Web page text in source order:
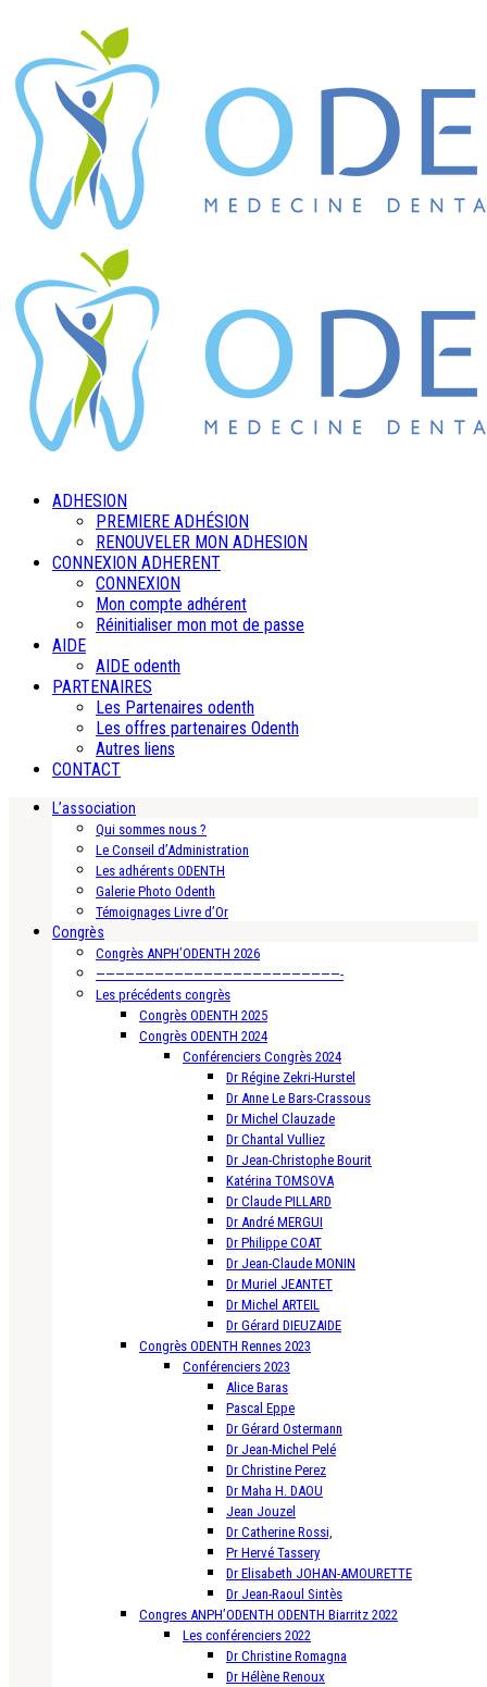
ADHESION
PREMIERE ADHÉSION
RENOUVELER MON ADHESION
CONNEXION ADHERENT
CONNEXION
Mon compte adhérent
Réinitialiser mon mot de passe
AIDE
AIDE odenth
PARTENAIRES
Les Partenaires odenth
Les offres partenaires Odenth
Autres liens
CONTACT
L’association
Qui sommes nous ?
Le Conseil d’Administration
Les adhérents ODENTH
Galerie Photo Odenth
Témoignages Livre d’Or
Congrès
Congrès ANPH’ODENTH 2026
—————————————————————————-
Les précédents congrès
Congrès ODENTH 2025
Congrès ODENTH 2024
Conférenciers Congrès 2024
Dr Régine Zekri-Hurstel
Dr Anne Le Bars-Crassous
Dr Michel Clauzade
Dr Chantal Vulliez
Dr Jean-Christophe Bourit
Katérina TOMSOVA
Dr Claude PILLARD
Dr André MERGUI
Dr Philippe COAT
Dr Jean-Claude MONIN
Dr Muriel JEANTET
Dr Michel ARTEIL
Dr Gérard DIEUZAIDE
Congrès ODENTH Rennes 2023
Conférenciers 2023
Alice Baras
Pascal Eppe
Dr Gérard Ostermann
Dr Jean-Michel Pelé
Dr Christine Perez
Dr Maha H. DAOU
Jean Jouzel
Dr Catherine Rossi,
Pr Hervé Tassery
Dr Elisabeth JOHAN-AMOURETTE
Dr Jean-Raoul Sintès
Congres ANPH’ODENTH ODENTH Biarritz 2022
Les conférenciers 2022
Dr Christine Romagna
Dr Hélène Renoux